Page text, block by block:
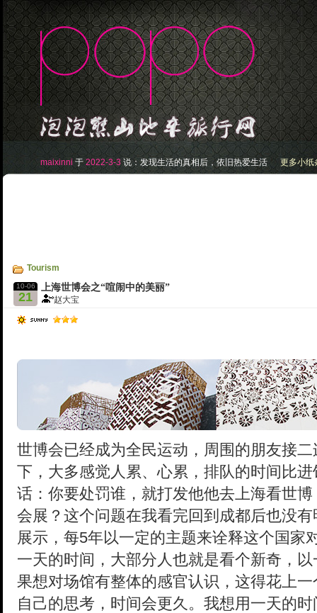
Tourism
10-06
21
上海世博会之“喧闹中的美丽”
赵大宝
世博会已经成为全民运动，周围的朋友接
下，大多感觉人累、心累，排队的时间比
话：你要处罚谁，就打发他他去上海看世
会展？这个问题在我看完回到成都后也没
展示，每5年以一定的主题来诠释这个国家
一天的时间，大部分人也就是看个新奇，
果想对场馆有整体的感官认识，这得花上
自己的思考，时间会更久。我想用一天的
maixinni 于 2022-3-3说： 发现生活的真相后，依旧热爱生活 更多小纸